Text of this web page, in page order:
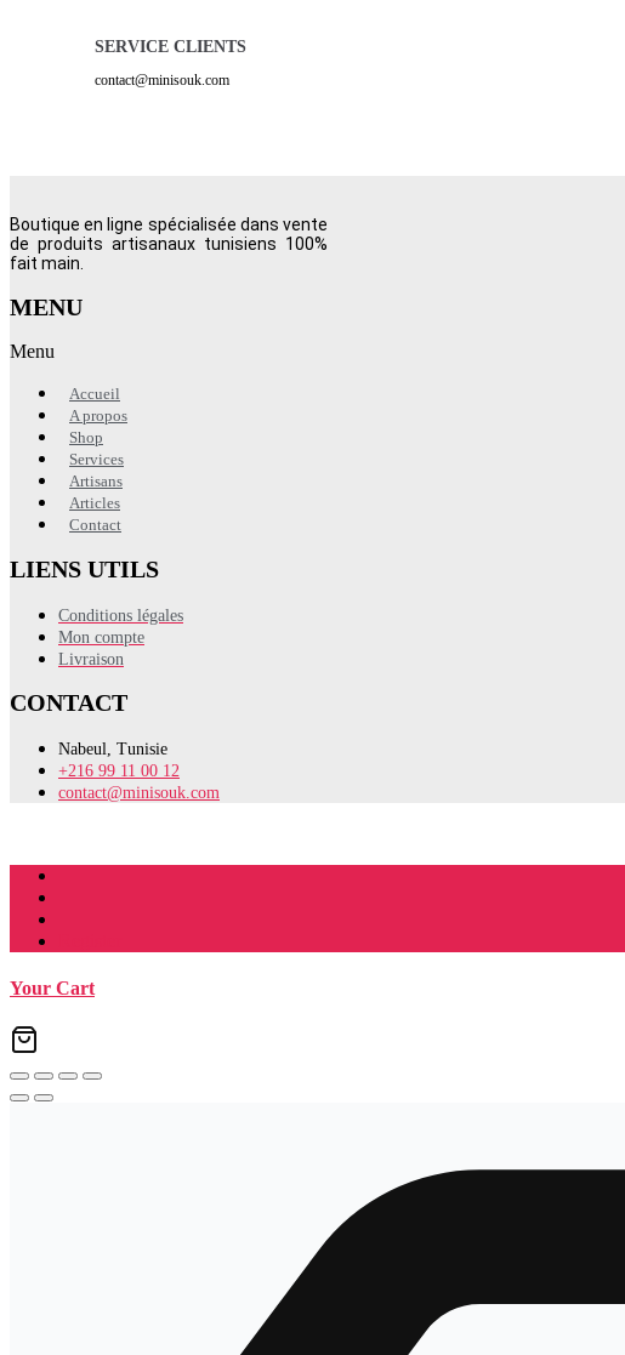
SERVICE CLIENTS
contact@minisouk.com
Boutique en ligne spécialisée dans vente
de produits artisanaux tunisiens 100%
fait main.
MENU
Menu
Accueil
A propos
Shop
Services
Artisans
Articles
Contact
LIENS UTILS
Conditions légales
Mon compte
Livraison
CONTACT
Nabeul, Tunisie
+216 99 11 00 12
contact@minisouk.com
Your Cart